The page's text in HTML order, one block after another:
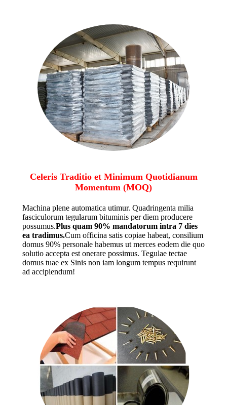
Celeris Traditio et Minimum Quotidianum
Momentum (MOQ)
Machina plene automatica utimur. Quadringenta milia
fasciculorum tegularum bituminis per diem producere
possumus.Plus quam 90% mandatorum intra 7 dies
ea tradimus.Cum officina satis copiae habeat, consilium
domus 90% personale habemus ut merces eodem die quo
solutio accepta est onerare possimus. Tegulae tectae
domus tuae ex Sinis non iam longum tempus requirunt
ad accipiendum!